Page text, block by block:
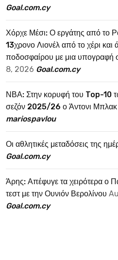
Goal.com.cy
Χόρχε Μέσι: Ο εργάτης από το
13χρονο Λιονέλ από το χέρι και
ποδοσφαίρου με μια υπογραφή
8, 2026 Goal.com.cy
ΝΒΑ: Στην κορυφή του Top-10
σεζόν 2025/26 ο Άντονι Μπλακ
mariospavlou
Οι αθλητικές μεταδόσεις της
Goal.com.cy
Άρης: Απέφυγε τα χειρότερα ο
τεστ με την Ουνιόν Βερολίνου
Goal.com.cy